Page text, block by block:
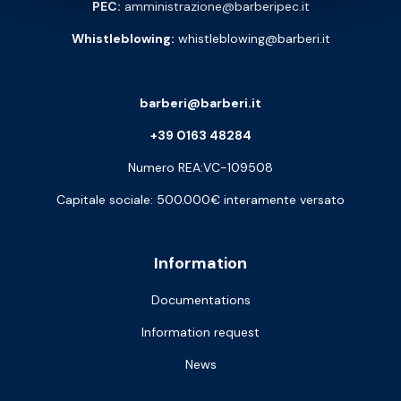
PEC: amministrazione@barberipec.it
Whistleblowing: whistleblowing@barberi.it
Information
Documentations
Information request
News
barberi@barberi.it
+39 0163 48284
Numero REA:VC-109508
Capitale sociale: 500.000€ interamente versato